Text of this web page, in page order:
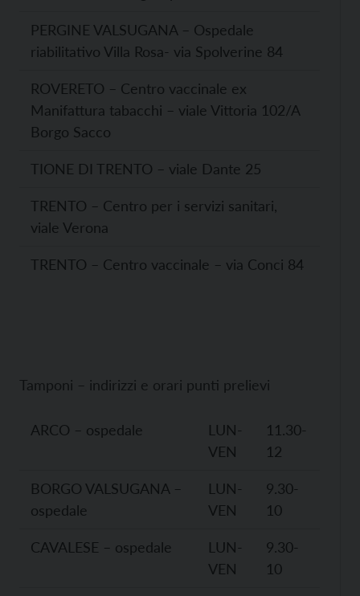
PERGINE VALSUGANA – Ospedale
riabilitativo Villa Rosa- via Spolverine 84
ROVERETO – Centro vaccinale ex
Manifattura tabacchi – viale Vittoria 102/A
Borgo Sacco
TIONE DI TRENTO – viale Dante 25
TRENTO – Centro per i servizi sanitari,
viale Verona
TRENTO – Centro vaccinale – via Conci 84
Tamponi – indirizzi e orari punti prelievi
ARCO – ospedale
LUN-
VEN
11.30-
12
BORGO VALSUGANA –
ospedale
LUN-
VEN
9.30-
10
CAVALESE – ospedale
LUN-
VEN
9.30-
10